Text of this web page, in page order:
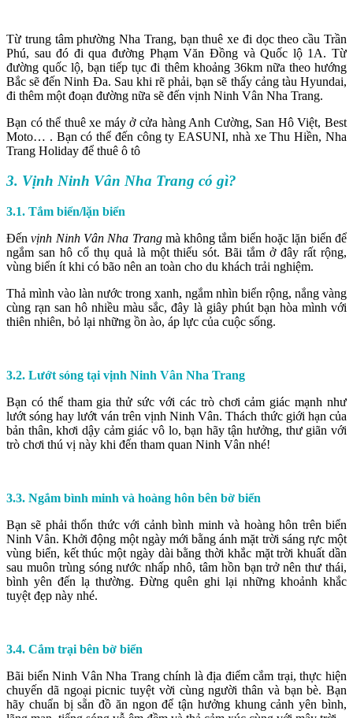
Từ trung tâm phường Nha Trang, bạn thuê xe đi dọc theo cầu Trần
Phú, sau đó đi qua đường Phạm Văn Đồng và Quốc lộ 1A. Từ
đường quốc lộ, bạn tiếp tục đi thêm khoảng 36km nữa theo hướng
Bắc sẽ đến Ninh Đa. Sau khi rẽ phải, bạn sẽ thấy cảng tàu Hyundai,
đi thêm một đoạn đường nữa sẽ đến vịnh Ninh Vân Nha Trang.
Bạn có thể thuê xe máy ở cửa hàng Anh Cường, San Hô Việt, Best
Moto… . Bạn có thể đến công ty EASUNI, nhà xe Thu Hiền, Nha
Trang Holiday để thuê ô tô
3. Vịnh Ninh Vân Nha Trang có gì?
3.1. Tắm biển/lặn biển
Đếnvịnh Ninh Vân Nha Trangmà không tắm biển hoặc lặn biển để
ngắm san hô cổ thụ quả là một thiếu sót. Bãi tắm ở đây rất rộng,
vùng biển ít khi có bão nên an toàn cho du khách trải nghiệm.
Thả mình vào làn nước trong xanh, ngắm nhìn biển rộng, nắng vàng
cùng rạn san hô nhiều màu sắc, đây là giây phút bạn hòa mình với
thiên nhiên, bỏ lại những ồn ào, áp lực của cuộc sống.
3.2. Lướt sóng tại vịnh Ninh Vân Nha Trang
Bạn có thể tham gia thử sức với các trò chơi cảm giác mạnh như
lướt sóng hay lướt ván trên vịnh Ninh Vân. Thách thức giới hạn của
bản thân, khơi dậy cảm giác vô lo, bạn hãy tận hưởng, thư giãn với
trò chơi thú vị này khi đến tham quan Ninh Vân nhé!
3.3. Ngắm bình minh và hoàng hôn bên bờ biển
Bạn sẽ phải thổn thức với cảnh bình minh và hoàng hôn trên biển
Ninh Vân. Khởi động một ngày mới bằng ánh mặt trời sáng rực một
vùng biển, kết thúc một ngày dài bằng thời khắc mặt trời khuất dần
sau muôn trùng sóng nước nhấp nhô, tâm hồn bạn trở nên thư thái,
bình yên đến lạ thường. Đừng quên ghi lại những khoảnh khắc
tuyệt đẹp này nhé.
3.4. Cắm trại bên bờ biển
Bãi biển Ninh Vân Nha Trang chính là địa điểm cắm trại, thực hiện
chuyến dã ngoại picnic tuyệt vời cùng người thân và bạn bè. Bạn
hãy chuẩn bị sẵn đồ ăn ngon để tận hưởng khung cảnh yên bình,